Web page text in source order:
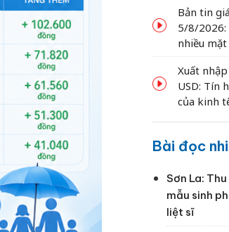
Bản tin
5/8/2026:
nhiều mặt
Xuất
USD: Tín
của kinh
Bài đọc
Sơn La:
mẫu sinh
liệt sĩ